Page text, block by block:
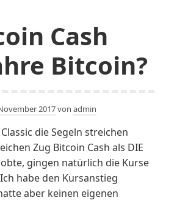
Cash
Bitcoin?
2017von admin
die Segeln streichen
Zug Bitcoin Cash als DIE
gingen natürlich die Kurse
habe den Kursanstieg
aber keinen eigenen